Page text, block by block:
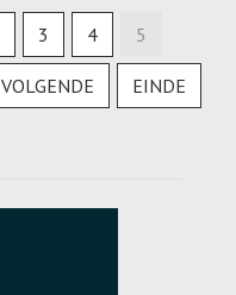
3 4 5
VOLGENDE EINDE